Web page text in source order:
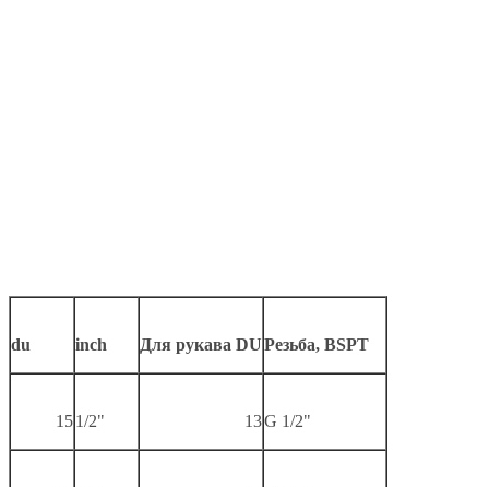
du inch Для рукава DUРезьба, BSPT
151/2" 13G 1/2"